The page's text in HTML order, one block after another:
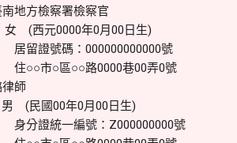
方檢察署檢察官
元0000年0月00日生)
000000000000號
路0000巷00弄0號
師
國00年0月00日生)
號：Z000000000號